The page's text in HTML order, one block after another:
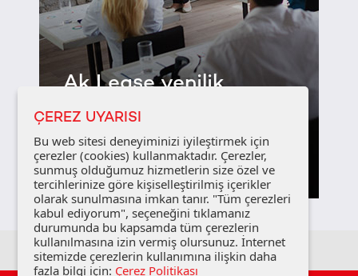
Ak Lease yenilik
katar...
Detayları Gör
ÇEREZ UYARISI
Bu web sitesi deneyiminizi iyileştirmek için
çerezler (cookies) kullanmaktadır. Çerezler,
sunmuş olduğumuz hizmetlerin size özel ve
tercihlerinize göre kişiselleştirilmiş içerikler
olarak sunulmasına imkan tanır. "Tüm çerezleri
kabul ediyorum", seçeneğini tıklamanız
durumunda bu kapsamda tüm çerezlerin
kullanılmasına izin vermiş olursunuz. İnternet
sitemizde çerezlerin kullanımına ilişkin daha
fazla bilgi için: Çerez Politikası